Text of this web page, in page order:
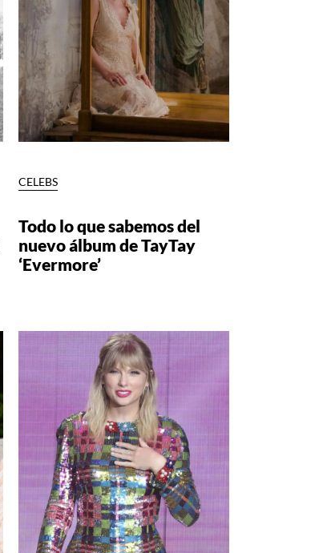
CELEBS
Todo lo que sabemos del
nuevo álbum de TayTay
‘Evermore’